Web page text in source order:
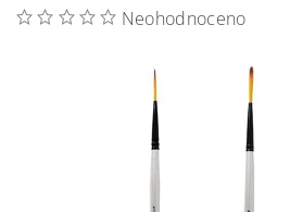
Neohodnoceno